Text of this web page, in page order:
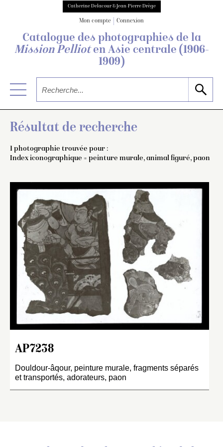
Catherine Delacour & Jean-Pierre Drège
Mon compte Connexion
Catalogue des photographies de la
Mission Pellioten Asie centrale (1906-
1909)
Résultat de recherche
1 photographie trouvée pour :
Index iconographique = peinture murale, animal figuré, paon
AP7238
Douldour-âqour, peinture murale, fragments séparés
et transportés, adorateurs, paon